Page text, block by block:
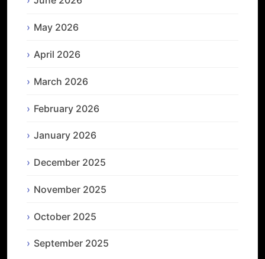
May 2026
April 2026
March 2026
February 2026
January 2026
December 2025
November 2025
October 2025
September 2025